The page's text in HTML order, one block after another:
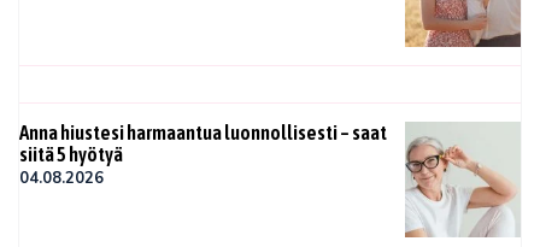
Anna hiustesi harmaantua luonnollisesti – saat
siitä 5 hyötyä
04.08.2026